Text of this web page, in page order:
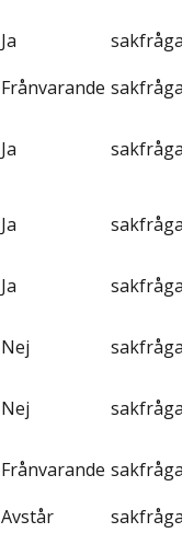
Ja
Frånvarande
Ja
Ja
Ja
Nej
Nej
Frånvarande
Avstår